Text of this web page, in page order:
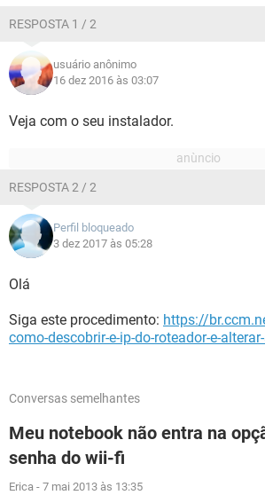
RESPOSTA 1 / 2
usuário anônimo
16 dez 2016 às 03:07
Veja com o seu instalador.
RESPOSTA 2 / 2
Perfil bloqueado
3 dez 2017 às 05:28
Olá
Siga este procedimento: https://
como-descobrir-e-ip-do-roteador-e-
Conversas semelhantes
Meu notebook não entra na
senha do wii-fi
Erica - 7 mai 2013 às 13:35